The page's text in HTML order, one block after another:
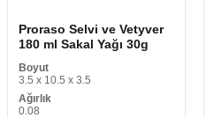
Proraso Selvi ve Vetyver
180 ml Sakal Yağı 30g
Boyut
3.5 x 10.5 x 3.5
Ağırlık
0.08